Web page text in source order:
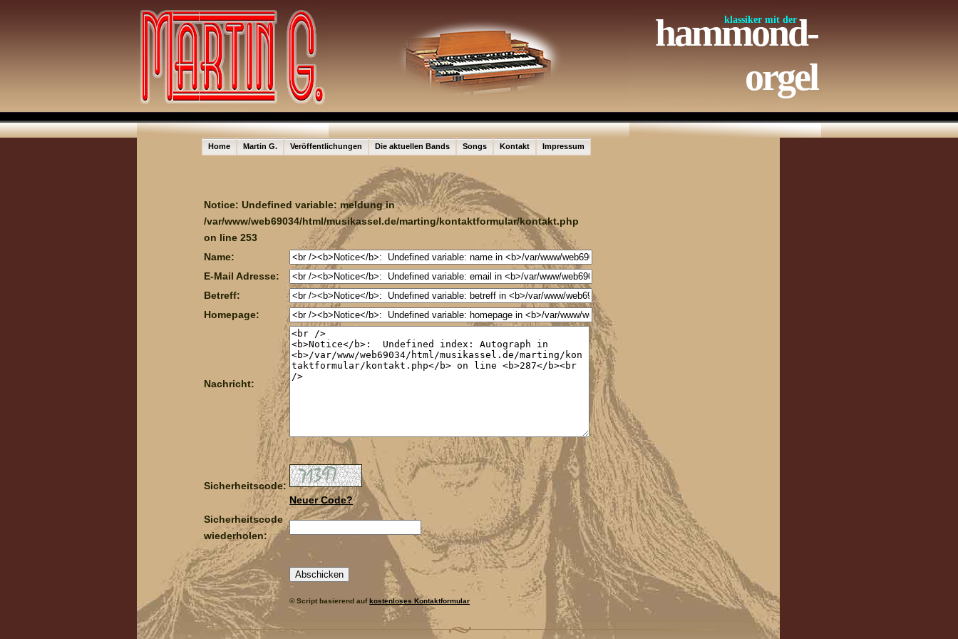
hammond-
orgel
klassiker mit der
Home Martin G. Veröffentlichungen Die aktuellen Bands Songs Kontakt Impressum
Notice: Undefined variable: meldung in
/var/www/web69034/html/musikassel.de/marting/kontaktformular/kontakt.php
on line253
Name:
E-Mail Adresse:
Betreff:
Homepage:
Nachricht:
Sicherheitscode:
Neuer Code?
Sicherheitscode
wiederholen:
© Script basierend auf kostenloses Kontaktformular